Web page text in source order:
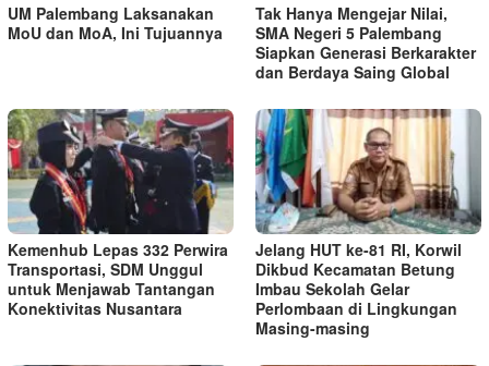
UM Palembang Laksanakan
MoU dan MoA, Ini Tujuannya
Tak Hanya Mengejar Nilai,
SMA Negeri 5 Palembang
Siapkan Generasi Berkarakter
dan Berdaya Saing Global
Kemenhub Lepas 332 Perwira
Transportasi, SDM Unggul
untuk Menjawab Tantangan
Konektivitas Nusantara
Jelang HUT ke-81 RI, Korwil
Dikbud Kecamatan Betung
Imbau Sekolah Gelar
Perlombaan di Lingkungan
Masing-masing